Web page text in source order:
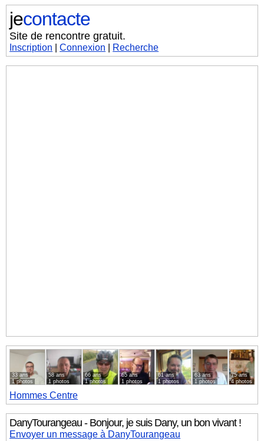
jecontacte
Site de rencontre gratuit.
Inscription |Connexion Recherche
33 ans
1 photos
58 ans
1 photos
66 ans
1 photos
65 ans
1 photos
61 ans
1 photos
63 ans
1 photos
75 ans
4 photos
Hommes Centre
DanyTourangeau - Bonjour, je suis Dany, un bon vivant !
Envoyer un message à DanyTourangeau